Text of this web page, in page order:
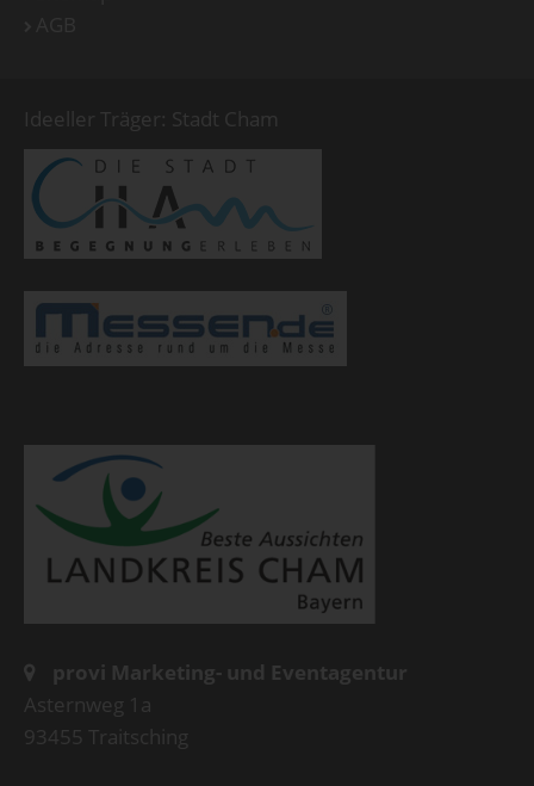
Ideeller Träger: Stadt Cham
provi Marketing- und Eventagentur
Asternweg 1a
93455 Traitsching